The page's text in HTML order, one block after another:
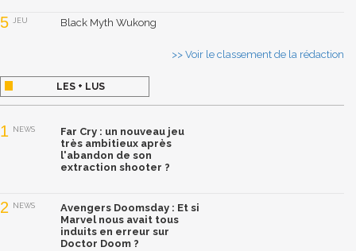
5 JEU Black Myth Wukong
>> Voir le classement de la rédaction
LES + LUS
1 NEWS
Far Cry : un nouveau jeu
très ambitieux après
l'abandon de son
extraction shooter ?
2 NEWS
Avengers Doomsday : Et si
Marvel nous avait tous
induits en erreur sur
Doctor Doom ?